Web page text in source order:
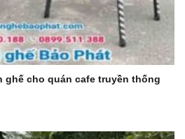
ghế cho quán cafe truyền thống